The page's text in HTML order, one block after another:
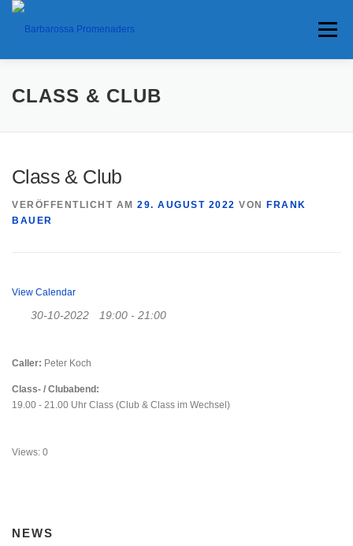
Menü
HOME TERMINE
INTERESSANTES
CLASS & CLUB
Class & Club
VERÖFFENTLICHT AM 29. AUGUST 2022 VON
FRANK
BAUER
View Calendar
30-10-2022 19:00 - 21:00
Caller: Peter Koch
Class- / Clubabend:
19.00 - 21.00 Uhr Class (Club & Class im Wechsel)
Views: 0
NEWS